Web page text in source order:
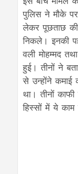
पुलिस ने मौके
लेकर पूछताछ
निकले। इनकी
वली मोहम्मद
हुई। तीनों ने
से उन्होंने कमाई
था। तीनों
हिस्सों में ये